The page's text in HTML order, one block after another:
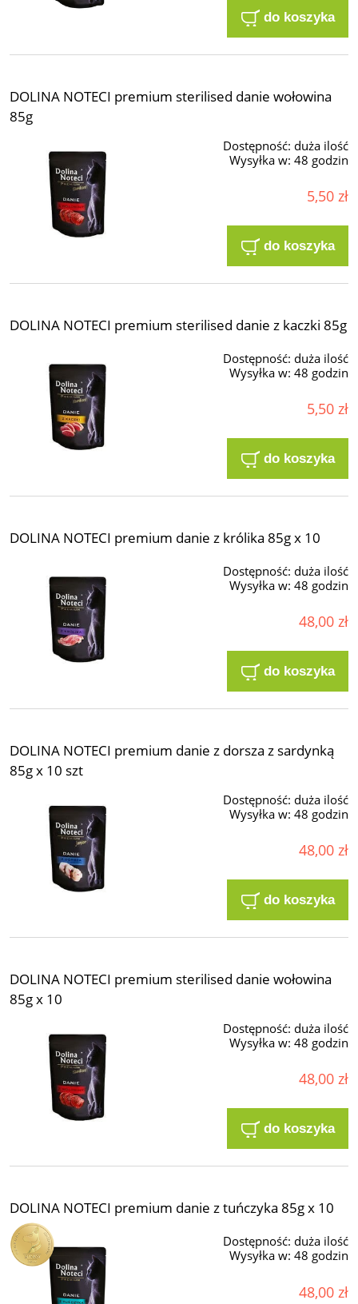
do koszyka
DOLINA NOTECI premium sterilised danie wołowina
85g
Dostępność: duża ilość
Wysyłka w: 48 godzin
5,50 zł
do koszyka
DOLINA NOTECI premium sterilised danie z kaczki 85g
Dostępność: duża ilość
Wysyłka w: 48 godzin
5,50 zł
do koszyka
DOLINA NOTECI premium danie z królika 85g x 10
Dostępność: duża ilość
Wysyłka w: 48 godzin
48,00 zł
do koszyka
DOLINA NOTECI premium danie z dorsza z sardynką
85g x 10 szt
Dostępność: duża ilość
Wysyłka w: 48 godzin
48,00 zł
do koszyka
DOLINA NOTECI premium sterilised danie wołowina
85g x 10
Dostępność: duża ilość
Wysyłka w: 48 godzin
48,00 zł
do koszyka
DOLINA NOTECI premium danie z tuńczyka 85g x 10
Dostępność: duża ilość
Wysyłka w: 48 godzin
48,00 zł